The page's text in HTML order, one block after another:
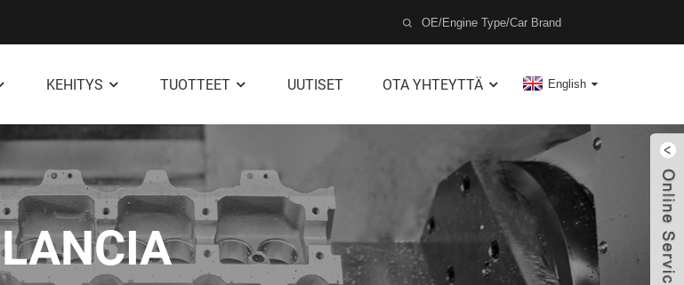
KEHITYS TUOTTEET UUTISET OTA YHTEYTTÄ English
LANCIA